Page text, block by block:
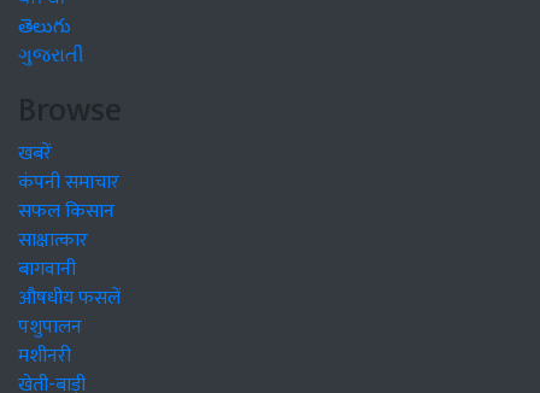
తెలుగు
ગુજરાતી
Browse
खबरें
कंपनी समाचार
सफल किसान
साक्षात्कार
बागवानी
औषधीय फसलें
पशुपालन
मशीनरी
खेती-बाड़ी